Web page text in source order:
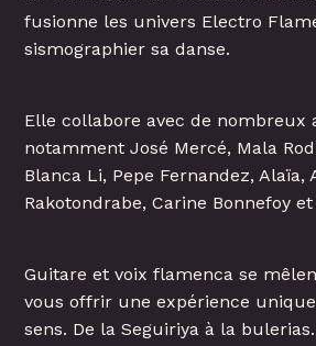
fusionne les univers Electro
sismographier sa danse.
Elle collabore avec de nombreux
notamment José Mercé, Mala
Blanca Li, Pepe Fernandez, Alaïa,
Rakotondrabe, Carine Bonnefoy
Guitare et voix flamenca se
vous offrir une expérience
sens. De la Seguiriya à la